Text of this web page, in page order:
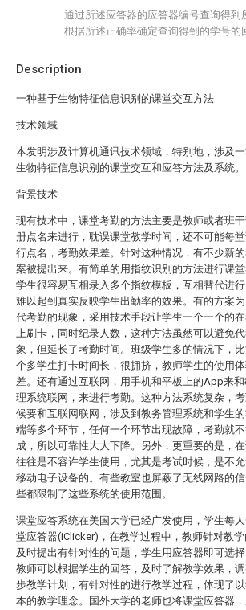
Description
一种基于生物特征信息识别的课堂交互方法
技术领域
本发明涉及计算机通讯技术领域，特别地，涉及
生物特征信息识别的课堂交互和应答方法及系统。
背景技术
现有技术中，课堂考勤的方法主要是教师或者班
册点名来进行，耽误课堂教学时间，还不可能每
行点名，考勤效果差。针对这种情况，有不少新
案被提出来。有简单的用指纹识别的方法进行课堂
学生很容易互相录入多个指纹模板，互相替代进行
难以起到真实反映学生出勤率的效果。有的方案
代考勤的现象，采用技术手段让学生一个一个的
上刷卡，同时纪录人数，这种方法虽然可以避免
象，但延长了考勤时间。班级学生多的情况下，
个多学生打卡时间长，很拥挤，教师学生的使用
差。还有通过互联网，用手机和平板上的App来
理系统联网，来进行考勤。这种方法系统复杂，
候要和互联网联网，涉及到教务管理系统和学生
端等多个环节，任何一个环节出现故障，考勤就
成，所以可靠性大大下降。另外，更重要的是，
往往是不容许学生使用，尤其是考试时候，是不
移动电子设备的。有些教室也屏蔽了无线网路的
些都限制了这些系统的使用范围。
课堂应答系统在美国大学已经广发使用，学生每
堂应答器(iClicker)，在教学过程中，教师针对教学
及时提出有针对性的问题，学生用应答器即可选择
教师可以根据学生的回答，及时了解教学效果，
步教学计划，有针对性的进行教学过程，体现了
本的教学理念。国外大学的老师也将课堂应答器
通过所述应答器的应答器编号查询得到
根据所述正确率确定查询得到的学号的